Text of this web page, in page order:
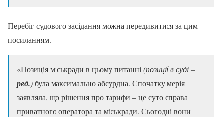
Перебіг судового засідання можна передивитися за цим
посиланням.
«Позиція міськради в цьому питанні(позиції в суді –
ред.)була максимально абсурдна. Спочатку мерія
заявляла, що рішення про тарифи – це суто справа
приватного оператора та міськради. Сьогодні вони